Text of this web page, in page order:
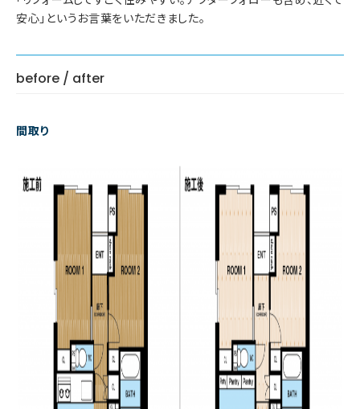
安心」というお言葉をいただきました。
before / after
間取り